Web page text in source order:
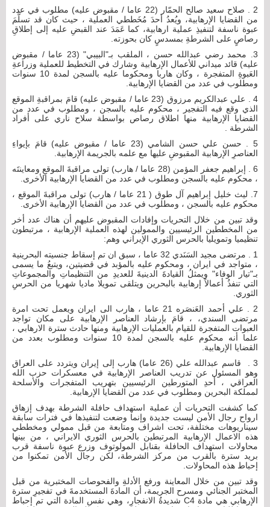
2 . صلاح سعيد صالح الحمّار (22 عاما / مقبوض عليه) مطلوب في عدد
من القضايا الإرهابية، ويُعدُ أحدَ مُخَططي العملية ، حيث كان قد تسلَّمَ
عبوة ناسفة لتنفيذِ عملية ارهابية، كما عَمَدَ عند القبضِ عليه إلى إطلاقِ
رصاصٍ على الشرطةِ بمسدسٍ كان بحوزته.
3. محمد رضي عبدالله حسن ، الملقب بـ"البيبي" (23 عاما / مقبوض
عليه) قائد ميداني للأعمال الإرهابية وشارك في التخطيط للعملية وزراعةِ
العَبوةِ المتفجرة ، وكان هاربا ومحكوما عليه بالسجن لمدة 10 سنوات
ومطلوب في عدد من القضايا الإرهابية.
4 . علي عبدالكريم مرزوق (23 عاما / مقبوض عليه) قامَ بمراقبةِ الموقع
الذي وقع فيه التفجير ، محكوم عليه بالسجن ، ومطلوب في عدد من
القضايا الإرهابية منها اطلاق رصاص بواسطة سلاح ناري على أفراد
الشرطة .
5 . حسن علي حسن الشامي (23 عاما / مقبوض عليه) قامَ بإيواءِ
العناصرِ الإرهابية المقبوضِ عليها مع علمه بالجريمة الإرهابية.
6 . إبراهيم جعفر المؤمن (28 عاما / هارب) تولى مراقبةَ الموقعِ ومعاينتَه
، محكوم عليه بالسجن ومطلوب في عدد من القضايا الإرهابية الأخرى.
7. ليث خليل إبراهيم آل طوق ( 21 عاما / هارب) تولى مراقبةَ الموقع ،
محكوم عليه بالسجن ، ومطلوب في عدد من القضايا الإرهابية الأخرى.
وقد تبين من خلال التحريات وإفادات المقبوض عليهم أن هناك عدد أخر
من المخططين الرئيسيين والممولين لهذه العملية الإرهابية ، مرتبطون
تنظيميا وتمويليا بالحرس الثوري الإيراني وهم:
1 . مرتضى مجيد السَنَدي 32 عاما ، سبق ان تم إسقاط جنسيته البحرينية
، متواجد في ايران ، ومحكوم عليه بالمؤبد في قضيتين، ويتبعُ ما يسمى
بـ"تيار الوفاء" ويمثلُ القيادةَ الدينيةَ للعديدِ من التنظيماتِ والمجموعاتِ
التي تنفذُ أعمالاً إرهابية بالبحرين ويتلقى تمويلا ماديا شهريا من الحرسِ
الثوري.
2 . علي أحمد العَنصَره 21 عاما ، هارب الى ايران ويعمل تحت امرة
مرتضى السندي، ، قامَ بإرشاد العناصر الإرهابية على مكان تواجد
العبوات المتفجرة للقيام بالعمليات الإرهابية ومنها حادث سترة الارهابي ،
علما أنه محكوم عليه بالسجن لمدة 10 سنوات ومطلوب بعدد من
القضايا الإرهابية.
3 . قاسم عبدالله علي (26 عاما) هارب إلى إيران ويتردد على العراق
وهو المسئول عن تدريب العناصر الإرهابية في معسكرات حزب الله
العراقي ، أحدِ المتورطين الرئيسيين بتهريب المتفجرات والأسلحة
لمملكة البحرين ومطلوب في عدد من القضايا الإرهابية.
كما كشفت التحريات أن عملية استهداف حافلة الشرطة بهدف إزهاق
ارواح رجال الأمن ليست جديدة وإنما وضعت لتنفيذها في فترات سابقة
سيناريوهات مختلفة، تحت اشراف ومتابعة من قبل ممولي ومخططي
هذه الاعمال الإرهابية المرتبطين بالحرس الثوري الايراني ، من بينها
محاولات استهداف الحافلة بقنابل المولوتوف وزرع عبوة ناسفة قرب
بريد سترة بالقرب من مركز الشرطة، لكن رجال الأمن تمكنوا من
إحباط هذه المحاولات.
وقد تبين من خلال المعاينة ورفع الأدلةِ والفحوصات المختبرية من قبل
المختبر الجنائي ومسرح الجريمة، أن المادةَ المستخدمةَ في تفجيرِ سترة
الإرهابي هي مادة C4 شديدةُ الانفجارِ، وهي نفس المادة التي تم إحباط